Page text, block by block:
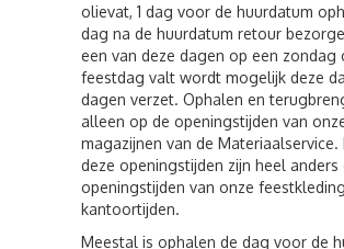
olievat, 1 dag voor de huurdatum
dag na de huurdatum retour
een van deze dagen op een zondag
feestdag valt wordt mogelijk deze
dagen verzet. Ophalen en
alleen op de openingstijden van
magazijnen van de Materiaalservice.
deze openingstijden zijn heel anders
openingstijden van onze
kantoortijden.
Meestal is ophalen de dag voor de